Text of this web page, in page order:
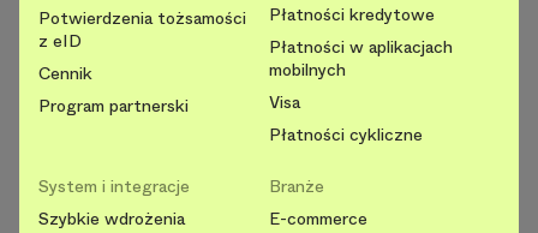
Potwierdzenia tożsamości
z eID
Cennik
Program partnerski
Płatności kredytowe
Płatności w aplikacjach
mobilnych
Visa
Płatności cykliczne
System i integracje
Szybkie wdrożenia
Branże
E-commerce